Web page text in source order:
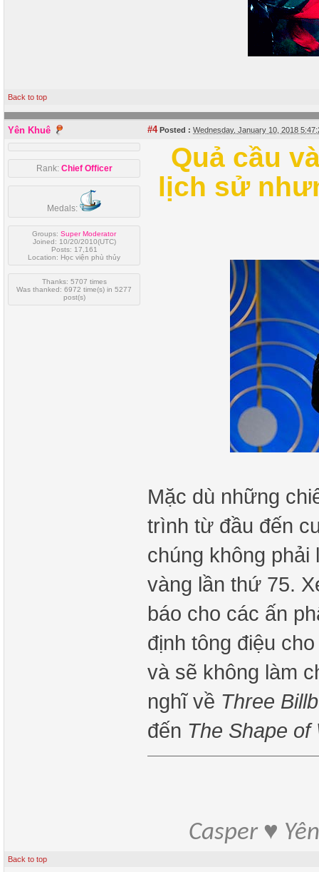
Back to top
Yên Khuê #4Posted : Wednesday, January 10, 2018
Rank: Chief Officer
Medals:
Groups: Super Moderator
Joined: 10/20/2010(UTC)
Posts: 17,161
Location: Học viện phù thủy
Thanks: 5707 times
Was thanked: 6972 time(s) in 5277
post(s)
Quả cầu
lịch sử
Mặc dù những
trình từ đầu đến
chúng không phải
vàng lần thứ 75.
báo cho các ấn
định tông điệu
và sẽ không làm
nghĩ về Three
đến The Shape of
Casper ♥
Back to top